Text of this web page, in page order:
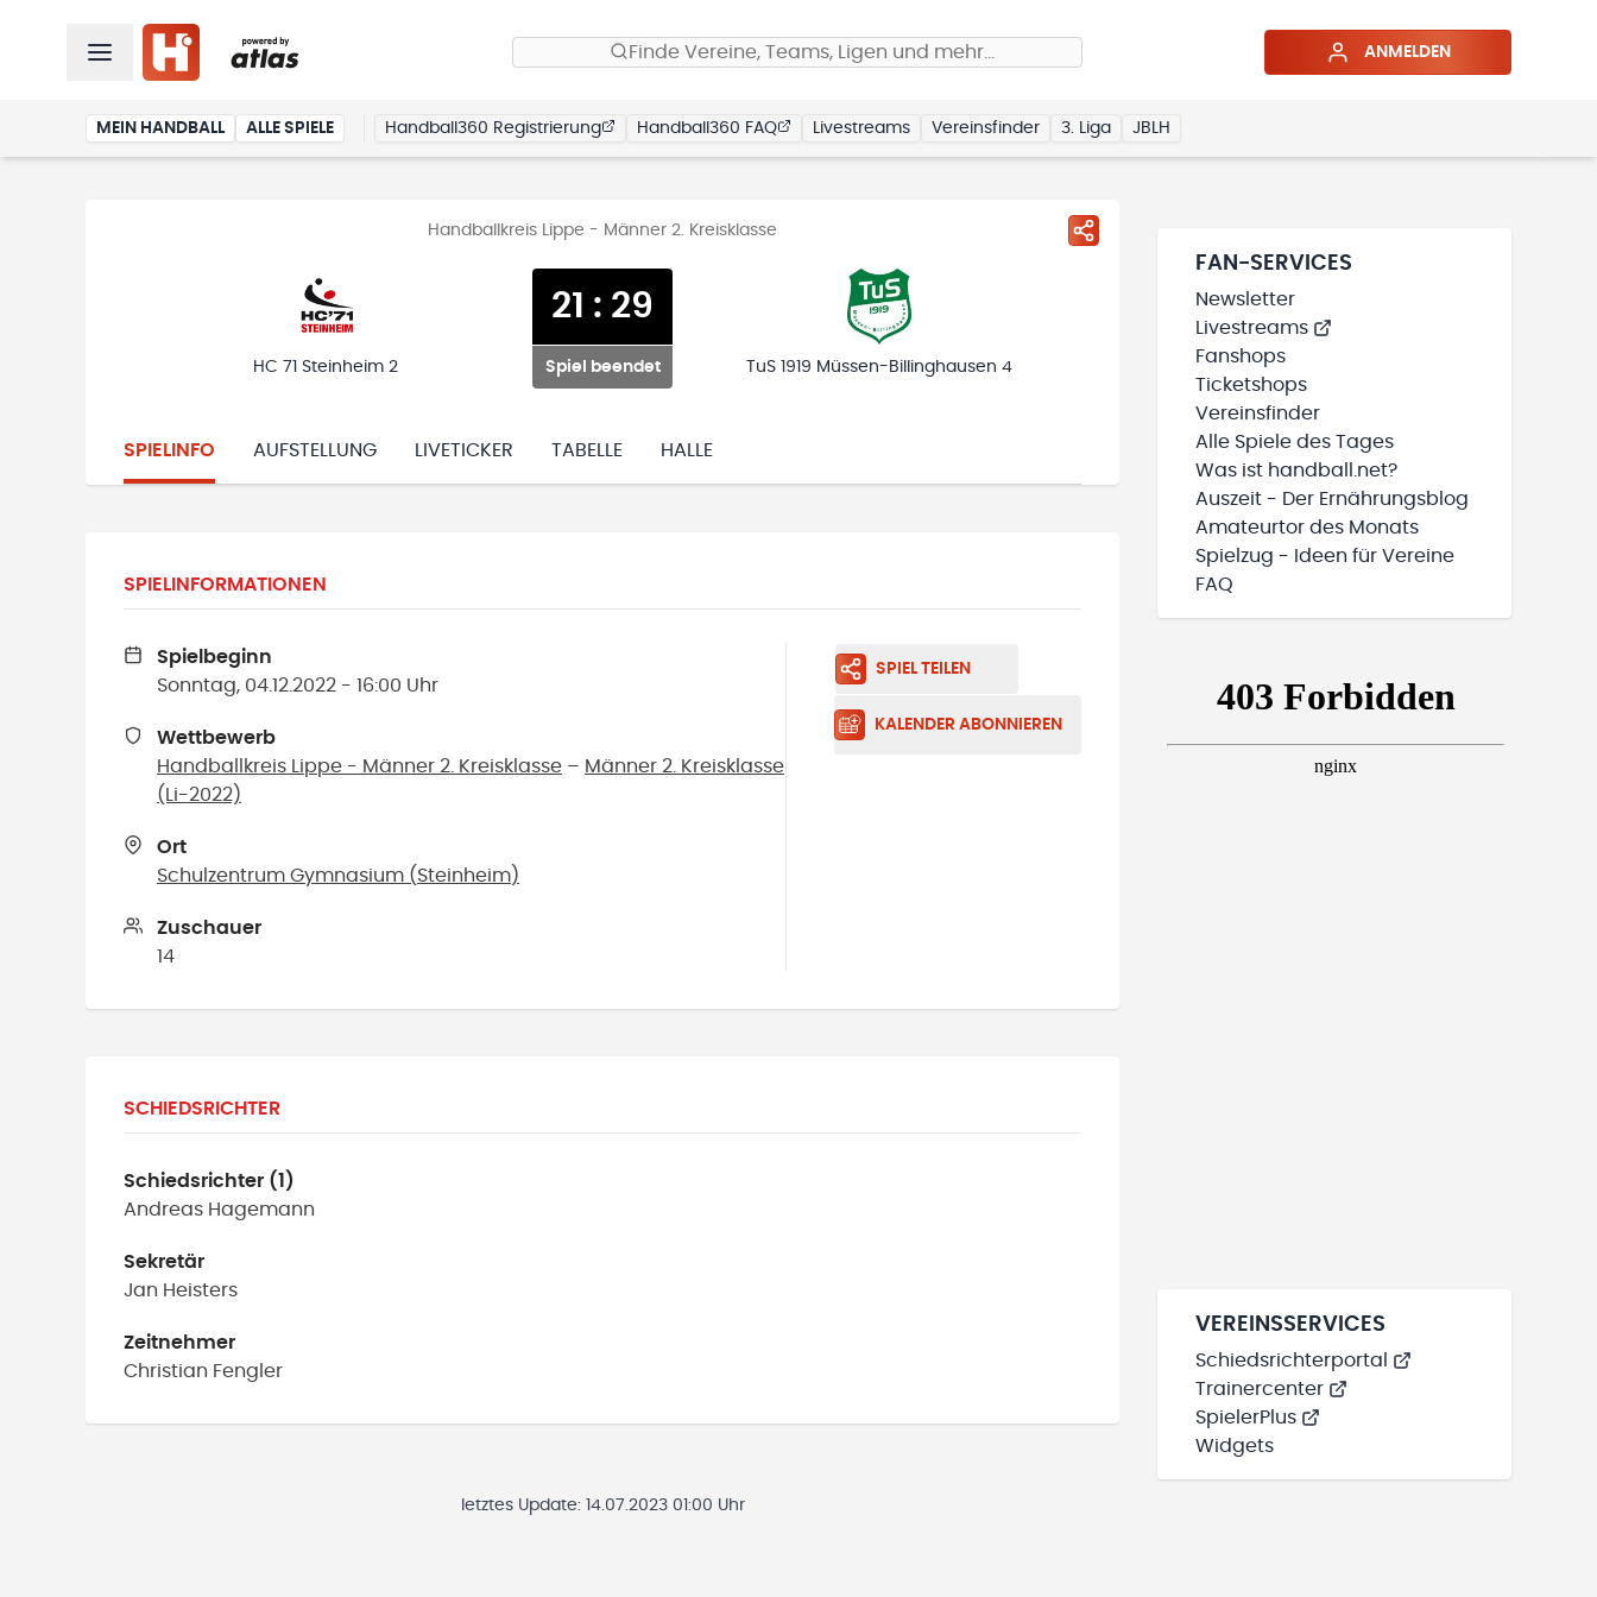
Finde Vereine, Teams, Ligen und mehr… ANMELDEN
MEIN HANDBALL ALLE SPIELE Handball360 Registrierung Handball360 FAQ Livestreams Vereinsfinder 3. Liga JBLH
Handballkreis Lippe - Männer 2. Kreisklasse
HC 71 Steinheim 2
21 : 29
Spiel beendet TuS 1919 Müssen-Billinghausen 4
SPIELINFO AUFSTELLUNG LIVETICKER TABELLE HALLE
SPIELINFORMATIONEN
Spielbeginn
Sonntag, 04.12.2022 - 16:00 Uhr
Wettbewerb
Handballkreis Lippe - Männer 2. Kreisklasse – Männer 2. Kreisklasse
(Li-2022)
Ort
Schulzentrum Gymnasium ( Steinheim)
Zuschauer
14
SPIEL TEILEN
KALENDER ABONNIEREN
SCHIEDSRICHTER
Schiedsrichter (1)
Andreas Hagemann
Sekretär
Jan Heisters
Zeitnehmer
Christian Fengler
letztes Update: 14.07.2023 01:00 Uhr
FAN-SERVICES
Newsletter
Livestreams
Fanshops
Ticketshops
Vereinsfinder
Alle Spiele des Tages
Was ist handball.net?
Auszeit - Der Ernährungsblog
Amateurtor des Monats
Spielzug - Ideen für Vereine
FAQ
VEREINSSERVICES
Schiedsrichterportal
Trainercenter
SpielerPlus
Widgets